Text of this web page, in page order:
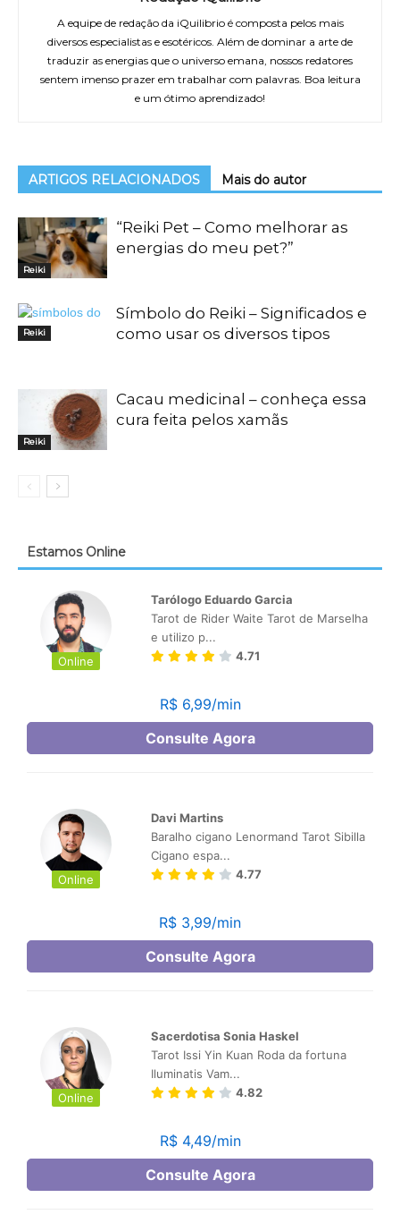
A equipe de redação da iQuilibrio é composta pelos mais
diversos especialistas e esotéricos. Além de dominar a arte de
traduzir as energias que o universo emana, nossos redatores
sentem imenso prazer em trabalhar com palavras. Boa leitura
e um ótimo aprendizado!
ARTIGOS RELACIONADOS Mais do autor
Reiki
“Reiki Pet – Como melhorar as
energias do meu pet?”
Reiki
Símbolo do Reiki – Significados e
como usar os diversos tipos
Reiki
Cacau medicinal – conheça essa
cura feita pelos xamãs
Estamos Online